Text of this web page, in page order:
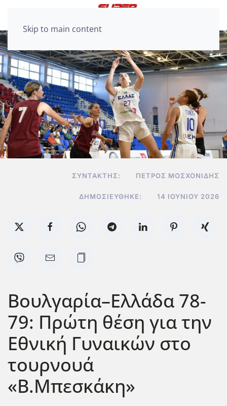
Skip to main content
ΣΥΝΤΆΚΤΗΣ: ΠΈΤΡΟΣ ΜΟΣΧΟΝΊΔΗΣ
ΔΗΜΟΣΙΕΎΘΗΚΕ: 14 ΙΟΥΝΊΟΥ 2026
Βουλγαρία–Ελλάδα 78-
79: Πρώτη θέση για την
Εθνική Γυναικών στο
τουρνουά
«Β.Μπεσκάκη»